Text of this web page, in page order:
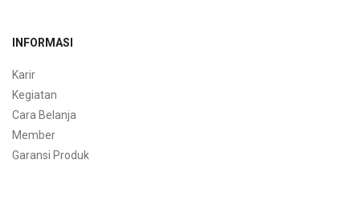
INFORMASI
Karir
Kegiatan
Cara Belanja
Member
Garansi Produk